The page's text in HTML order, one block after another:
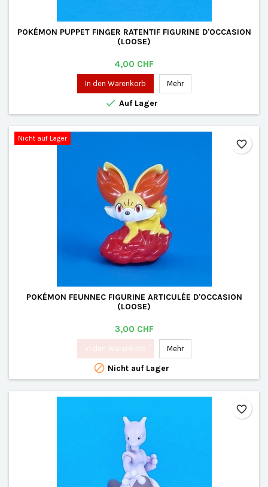
POKÉMON PUPPET FINGER RATENTIF FIGURINE D'OCCASION
(LOOSE)
Preis
4,00 CHF
In den Warenkorb Mehr
 Auf Lager
Nicht auf Lager
POKÉMON FEUNNEC FIGURINE ARTICULÉE D'OCCASION
(LOOSE)
Preis
3,00 CHF
In den Warenkorb Mehr
 Nicht auf Lager
favorite_border
favorite_border